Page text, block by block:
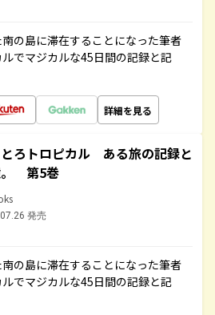
の島に滞在することになった筆者
でマジカルな45日間の記録と記
詳細を見る
ろトロピカル ある旅の記録と
。 第5巻
発売
の島に滞在することになった筆者
でマジカルな45日間の記録と記